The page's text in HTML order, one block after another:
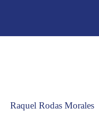
Raquel Rodas Morales